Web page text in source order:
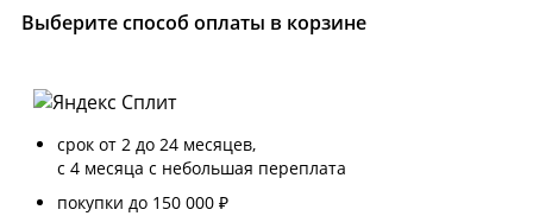
Выберите способ оплаты в корзине
срок от 2 до 24 месяцев,
с 4 месяца с небольшая переплата
покупки до 150 000 ₽